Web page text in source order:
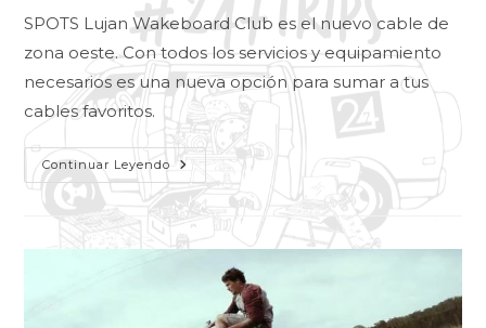
SPOTS Lujan Wakeboard Club es el nuevo cable de
zona oeste. Con todos los servicios y equipamiento
necesarios es una nueva opción para sumar a tus
cables favoritos.
Continuar Leyendo